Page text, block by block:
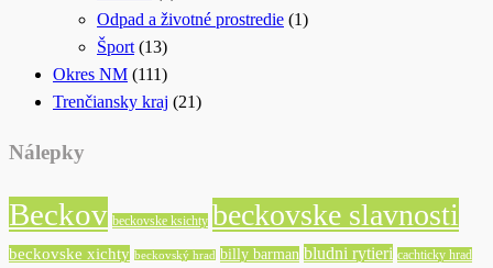
Odpad a životné prostredie (1)
Šport (13)
Okres NM (111)
Trenčiansky kraj (21)
Nálepky
Beckov beckovske ksichty beckovske slavnosti
beckovske xichty beckovský hrad billy barman bludni rytieri cachticky hrad